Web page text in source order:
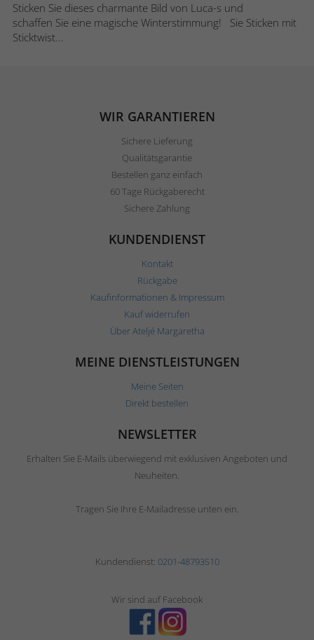
Sticken Sie dieses charmante Bild von Luca-s und
schaffen Sie eine magische Winterstimmung! Sie Sticken mit
Sticktwist...
WIR GARANTIEREN
Sichere Lieferung
Qualitätsgarantie
Bestellen ganz einfach
60 Tage Rückgaberecht
Sichere Zahlung
KUNDENDIENST
Kontakt
Rückgabe
Kaufinformationen & Impressum
Kauf widerrufen
Über Ateljé Margaretha
MEINE DIENSTLEISTUNGEN
Meine Seiten
Direkt bestellen
NEWSLETTER
Erhalten Sie E-Mails überwiegend mit exklusiven Angeboten und
Neuheiten.
Tragen Sie Ihre E-Mailadresse unten ein.
Kundendienst: 0201-48793510
Wir sind auf Facebook